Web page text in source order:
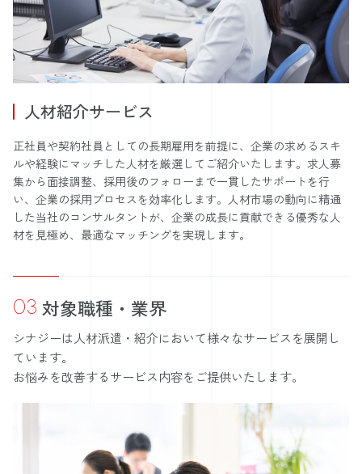
人材紹介サービス
正社員や契約社員としての長期雇用を前提に、企業の求めるスキ
ルや経験にマッチした人材を厳選してご紹介いたします。求人募
集から面接調整、採用後のフォローまで一貫したサポートを行
い、企業の採用プロセスを効率化します。人材市場の動向に精通
した当社のコンサルタントが、企業の成長に貢献できる優秀な人
材を見極め、最適なマッチングを実現します。
03 対象職種・業界
シナジーは人材派遣・紹介において様々なサービスを展開し
ています。
お悩みを改善するサービス内容をご提供いたします。